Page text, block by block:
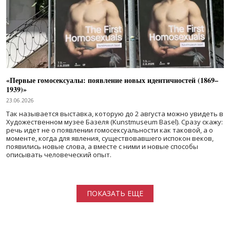
«Первые гомосексуалы: появление новых идентичностей (1869–
1939)»
23.06.2026
Так называется выставка, которую до 2 августа можно увидеть в
Художественном музее Базеля (Kunstmuseum Basel). Сразу скажу:
речь идет не о появлении гомосексуальности как таковой, а о
моменте, когда для явления, существовавшего испокон веков,
появились новые слова, а вместе с ними и новые способы
описывать человеческий опыт.
ПОКАЗАТЬ ЕЩЕ